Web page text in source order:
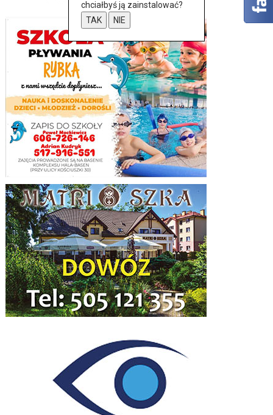
chciałbyś ją zainstalować?
TAK
NIE